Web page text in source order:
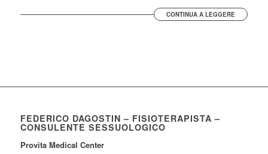
CONTINUA A LEGGERE
FEDERICO DAGOSTIN – FISIOTERAPISTA –
CONSULENTE SESSUOLOGICO
Provita Medical Center